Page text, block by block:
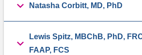
Natasha Corbitt, MD, PhD
Lewis Spitz, MBChB, PhD,
FAAP, FCS